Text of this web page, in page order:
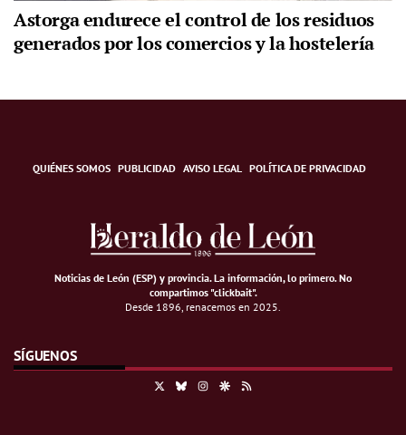
Astorga endurece el control de los residuos
generados por los comercios y la hostelería
QUIÉNES SOMOS PUBLICIDAD AVISO LEGAL POLÍTICA DE PRIVACIDAD
Noticias de León (ESP) y provincia. La información, lo primero.No
compartimos "clickbait".
Desde 1896, renacemos en 2025.
SÍGUENOS
BlueskyInstagramGoogle Discover